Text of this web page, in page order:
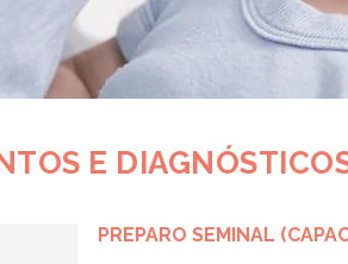
E
PREPARO SEMINAL